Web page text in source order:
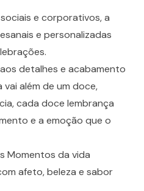
e corporativos, a
e personalizadas
detalhes e acabamento
além de um doce,
cada doce lembrança
e a emoção que o
Momentos da vida
afeto, beleza e sabor